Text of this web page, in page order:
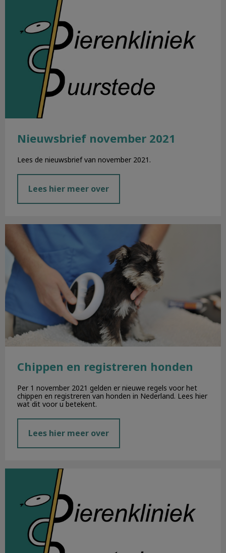
Nieuwsbrief november 2021
Lees de nieuwsbrief van november 2021.
Lees hier meer over
Chippen en registreren honden
Chippen en registreren honden
Per 1 november 2021 gelden er nieuwe regels voor het
chippen en registreren van honden in Nederland. Lees hier
wat dit voor u betekent.
Lees hier meer over
Nieuwsbrief oktober 2021